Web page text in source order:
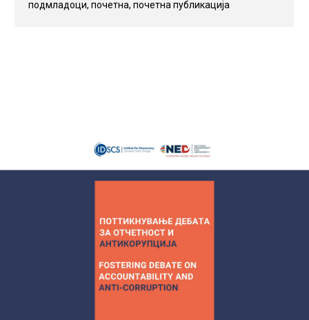
подмладоци,почетна,почетна публикација